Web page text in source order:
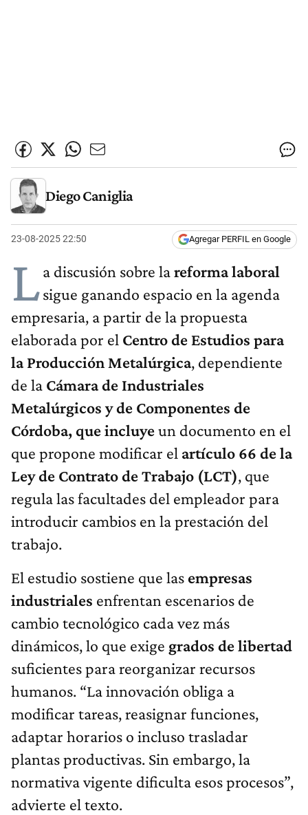
Diego Caniglia
23-08-2025 22:50 Agregar PERFIL en Google
La discusión sobre lareforma laboral
sigue ganando espacio en la agenda
empresaria, a partir de la propuesta
elaborada por el Centro de Estudios para
la Producción Metalúrgica, dependiente
de la Cámara de Industriales
Metalúrgicos y de Componentes de
Córdoba, que incluyeun documento en el
que propone modificar el artículo 66 de la
Ley de Contrato de Trabajo (LCT), que
regula las facultades del empleador para
introducir cambios en la prestación del
trabajo.
El estudio sostiene que las empresas
industriales enfrentan escenarios de
cambio tecnológico cada vez más
dinámicos, lo que exige grados de libertad
suficientes para reorganizar recursos
humanos. “La innovación obliga a
modificar tareas, reasignar funciones,
adaptar horarios o incluso trasladar
plantas productivas. Sin embargo, la
normativa vigente dificulta esos procesos”,
advierte el texto.